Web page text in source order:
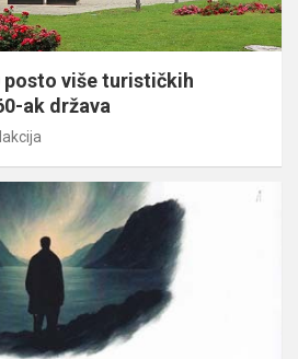
posto više turističkih
ak država